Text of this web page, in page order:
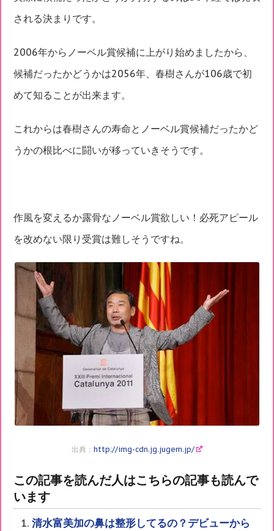
される決まりです。
2006年からノーベル賞候補に上がり始めましたから、
候補だったかどうかは2056年、春樹さんが106歳で初
めて知ることが出来ます。
これからは春樹さんの寿命とノーベル賞候補だったかど
うかの根比べに闘いが移っていきそうです。
作風を変えるか露骨なノーベル賞欲しい！必死アピール
を改めない限り受賞は難しそうですね。
出典： http://img-cdn.jg.jugem.jp/
この記事を読んだ人はこちらの記事も読んで
います
清水富美加の鼻は整形してるの？デビューから